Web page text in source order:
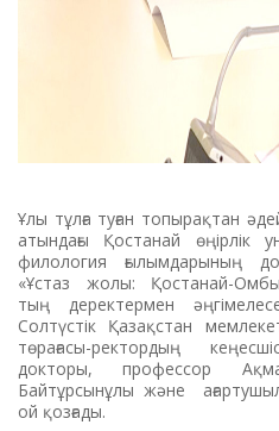
Ұлы тұлға туған топырақтан
атындағы Қостанай өңірлік
филология ғылымдарының
«Ұстаз жолы: Қостанай-
тың деректермен
Солтүстік Қазақстан
төрағасы-ректордың
докторы, профессор
Байтұрсынұлы және
ой қозғады.